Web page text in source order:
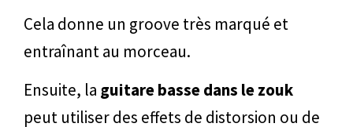
Cela donne un groove très marqué et
entraînant au morceau.
Ensuite, la guitare basse dans le zouk
peut utiliser des effets de distorsion ou de